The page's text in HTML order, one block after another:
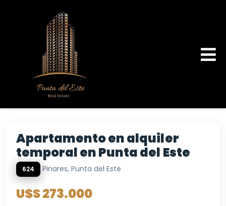
Apartamento en alquiler
temporal en Punta del Este
624 Pinares, Punta del Este
U$S 273.000